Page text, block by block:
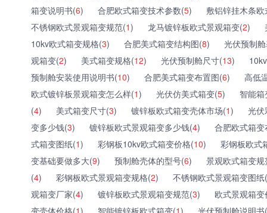
箱变说明书(6) 合肥欧式箱变技术参数(5)
敷铝锌挂木条
不锈钢欧式景观箱变规范(1) 龙马镀锌板欧式景观箱变(2)
10kv欧式箱变规格(3) 合肥美式箱变结构图(8)
光伏预制
观箱变(2) 美式箱变规格(12) 光伏预制舱尺寸(13)
预制舱安装使用说明书(10) 合肥美式箱变布置图(6)
高低
欧式镀锌板景观箱变怎么样(1) 光伏仿美式箱变(5)
智能
(4) 美式箱变尺寸(3) 镀锌板欧式箱变壳体市场(1)
光伏
变多少钱(3) 镀锌板欧式景观箱变多少钱(4)
合肥欧式箱
式箱变图纸(1) 彩钢板10kv欧式箱变价格(10)
彩钢板欧式
变基础要做多大(9) 预制舱壳体的型号(6)
景观欧式箱变规
(4) 彩钢板欧式景观箱变规格(2)
不锈钢欧式景观箱变图纸(
观箱变厂家(4) 镀锌板欧式景观箱变规范(3)
欧式景观箱
变壳体价格(1) 智能镀锌板欧式箱变(1)
光伏预制舱说明书(